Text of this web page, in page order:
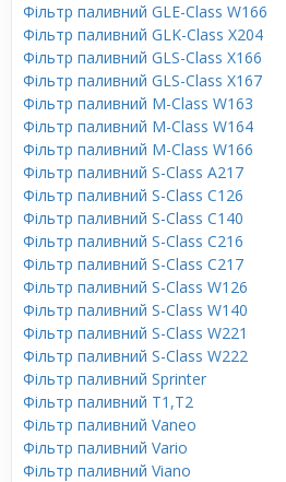
Фільтр паливний GLE-Class W166
Фільтр паливний GLK-Class X204
Фільтр паливний GLS-Class X166
Фільтр паливний GLS-Class X167
Фільтр паливний M-Class W163
Фільтр паливний M-Class W164
Фільтр паливний M-Class W166
Фільтр паливний S-Class A217
Фільтр паливний S-Class C126
Фільтр паливний S-Class C140
Фільтр паливний S-Class C216
Фільтр паливний S-Class C217
Фільтр паливний S-Class W126
Фільтр паливний S-Class W140
Фільтр паливний S-Class W221
Фільтр паливний S-Class W222
Фільтр паливний Sprinter
Фільтр паливний T1,T2
Фільтр паливний Vaneo
Фільтр паливний Vario
Фільтр паливний Viano